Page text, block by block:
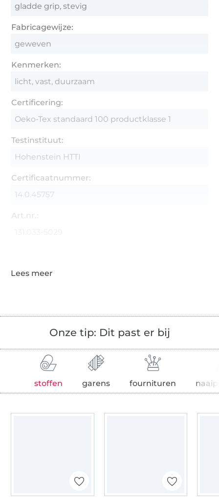
gladde grip, stevig
Fabricagewijze:
geweven
Kenmerken:
licht, vast, duurzaam
Certificering:
Oeko-Tex standaard 100 productklasse 1
Testinstituut:
Hohenstein HTTI
Certificaatnummer:
14.0.45757
Art.nr.:
Onze tip: Dit past er bij
stoffen garens fournituren